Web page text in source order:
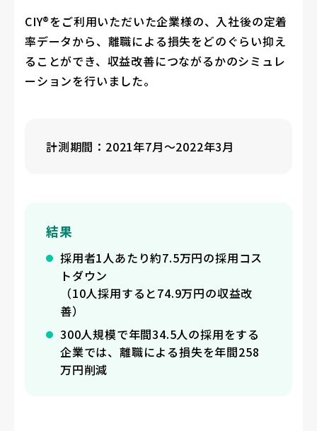
CIY®をご利用いただいた企業様の、入社後の定着
率データから、離職による損失をどのぐらい抑え
ることができ、収益改善につながるかのシミュレ
ーションを行いました。
計測期間：2021年7月〜2022年3月
結果
採用者1人あたり約7.5万円の採用コス
トダウン
（10人採用すると74.9万円の収益改
善）
300人規模で年間34.5人の採用をする
企業では、離職による損失を年間258
万円削減